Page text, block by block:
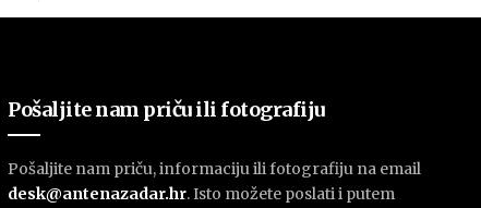
Pošaljite nam priču ili fotografiju
Pošaljite nam priču, informaciju ili fotografiju na email
desk@antenazadar.hr. Isto možete poslati i putem